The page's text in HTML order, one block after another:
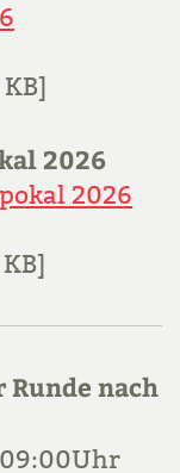
2026
2026
Runde nach
09:00Uhr